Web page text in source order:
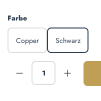
Farbeauswählen
Copper Schwarz
Produkt Anzahl: